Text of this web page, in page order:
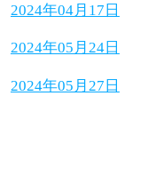
2024年04月17日
2024年05月24日
2024年05月27日